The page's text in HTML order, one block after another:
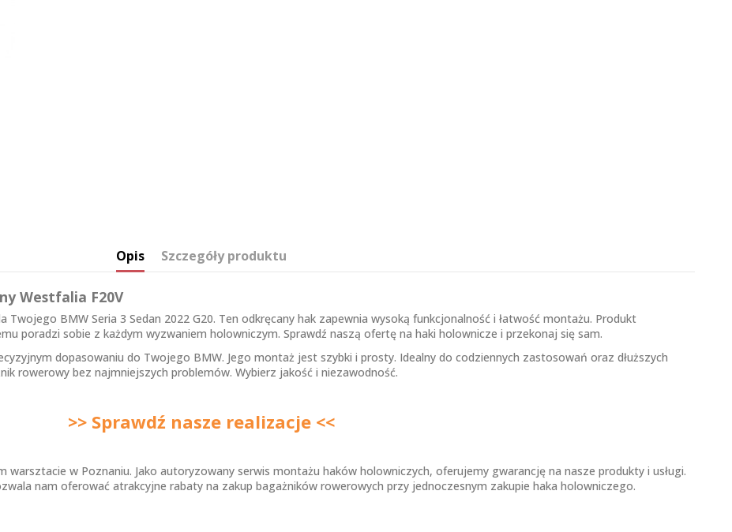
Opis Szczegóły produktu
Westfalia F20V
BMW Seria 3 Sedan 2022 G20. Ten odkręcany hak zapewnia wysoką funkcjonalność i łatwość montażu. Produkt
poradzi sobie z każdym wyzwaniem holowniczym. Sprawdź naszą ofertę na haki holownicze i przekonaj się sam.
dopasowaniu do Twojego BMW. Jego montaż jest szybki i prosty. Idealny do codziennych zastosowań oraz dłuższych
rowerowy bez najmniejszych problemów. Wybierz jakość i niezawodność.
>> Sprawdź nasze realizacje <<
w Poznaniu. Jako autoryzowany serwis montażu haków holowniczych, oferujemy gwarancję na nasze produkty i usługi.
nam oferować atrakcyjne rabaty na zakup bagażników rowerowych przy jednoczesnym zakupie haka holowniczego.